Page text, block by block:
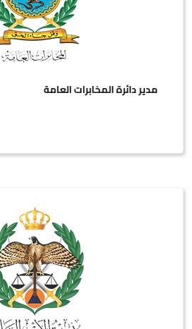
مدير دائرة المخابرات العامة